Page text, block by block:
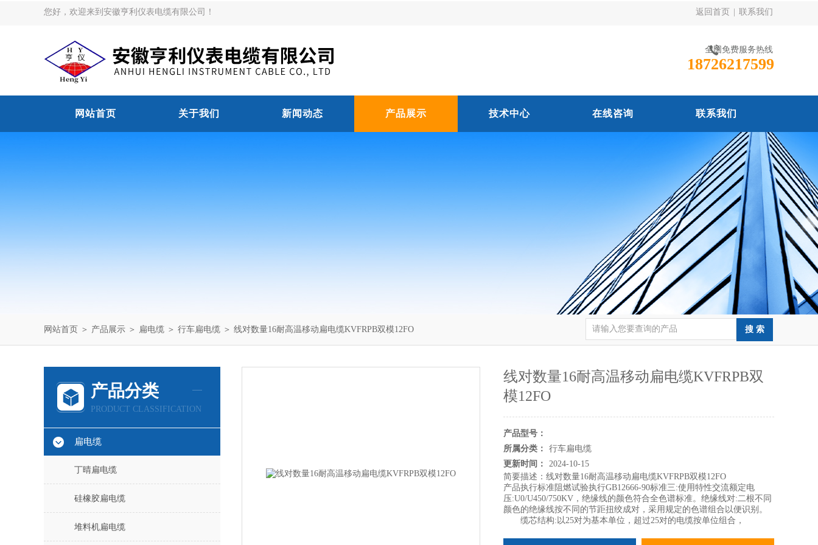
您好，欢迎来到安徽亨利仪表电缆有限公司！ 返回首页 联系我们
全国免费服务热线
18726217599
网站首页 关于我们 新闻动态 产品展示 技术中心 在线咨询 联系我们
网站首页 ＞ 产品展示 ＞ 扁电缆 ＞ 行车扁电缆 ＞ 线对数量16耐高温移动扁电缆KVFRPB双模12FO
产品分类
PRODUCT CLASSIFICATION
扁电缆
丁晴扁电缆
硅橡胶扁电缆
堆料机扁电缆
线对数量16耐高温移动扁电缆KVFRPB双
模12FO
产品型号：
所属分类：
行车扁电缆
更新时间：
2024-10-15
简要描述： 线对数量16耐高温移动扁电缆KVFRPB双模12FO
产品执行标准阻燃试验执行GB12666-90标准三:使用特性交流额定电
压:U0/U450/750KV，绝缘线的颜色符合全色谱标准。绝缘线对:二根不同
颜色的绝缘线按不同的节距扭绞成对，采用规定的色谱组合以便识别。
缆芯结构:以25对为基本单位，超过25对的电缆按单位组合，